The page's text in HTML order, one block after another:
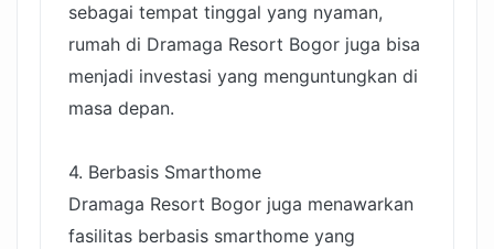
sebagai tempat tinggal yang nyaman,
rumah di Dramaga Resort Bogor juga bisa
menjadi investasi yang menguntungkan di
masa depan.
4. Berbasis Smarthome
Dramaga Resort Bogor juga menawarkan
fasilitas berbasis smarthome yang